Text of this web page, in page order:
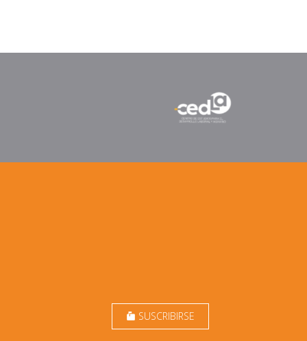
markunread_mailbox SUSCRIBIRSE